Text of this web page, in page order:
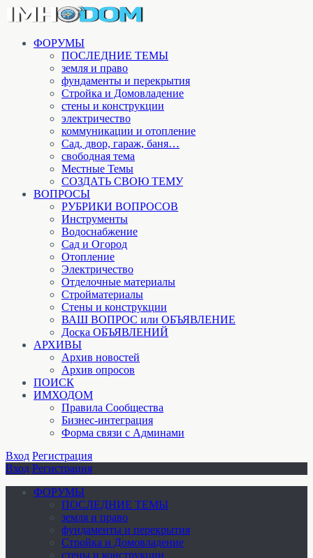
ФОРУМЫ
ПОСЛЕДНИЕ ТЕМЫ
земля и право
фундаменты и перекрытия
Стройка и Домовладение
стены и конструкции
электричество
коммуникации и отопление
Cад, двор, гараж, баня…
свободная тема
Местные Темы
СОЗДАТЬ СВОЮ ТЕМУ
ВОПРОСЫ
РУБРИКИ ВОПРОСОВ
Инструменты
Водоснабжение
Сад и Огород
Отопление
Электричество
Отделочные материалы
Стройматериалы
Стены и конструкции
ВАШ ВОПРОС или ОБЪЯВЛЕНИЕ
Доска ОБЪЯВЛЕНИЙ
АРХИВЫ
Архив новостей
Архив опросов
ПОИСК
ИМХОДОМ
Правила Сообщества
Бизнес-интеграция
Форма связи с Админами
Вход Регистрация
Вход Регистрация
ФОРУМЫ
ПОСЛЕДНИЕ ТЕМЫ
земля и право
фундаменты и перекрытия
Стройка и Домовладение
стены и конструкции